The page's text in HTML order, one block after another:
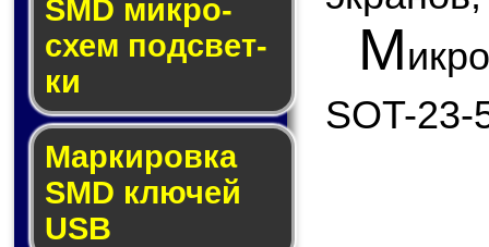
SMD мик­ро­
схем под­свет­
ки
Маркировка
SMD клю­чей
USB
М
SOT-23-